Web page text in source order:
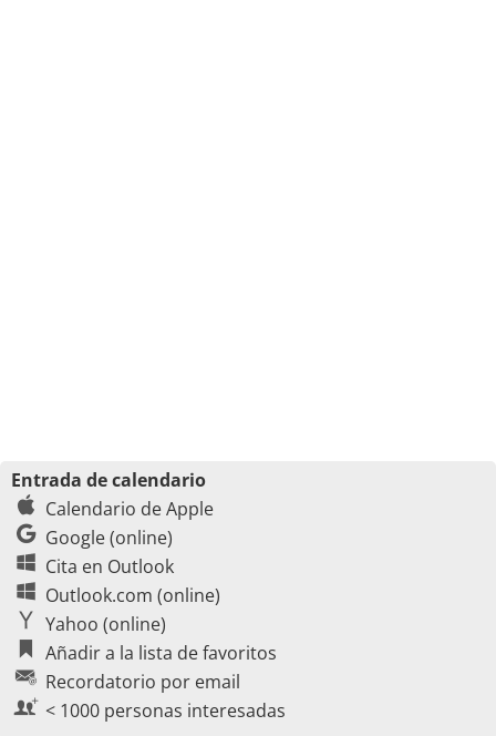
Entrada de calendario
Calendario de Apple
Google (online)
Cita en Outlook
Outlook.com (online)
Yahoo (online)
Añadir a la lista de favoritos
Recordatorio por email
< 1000 personas interesadas